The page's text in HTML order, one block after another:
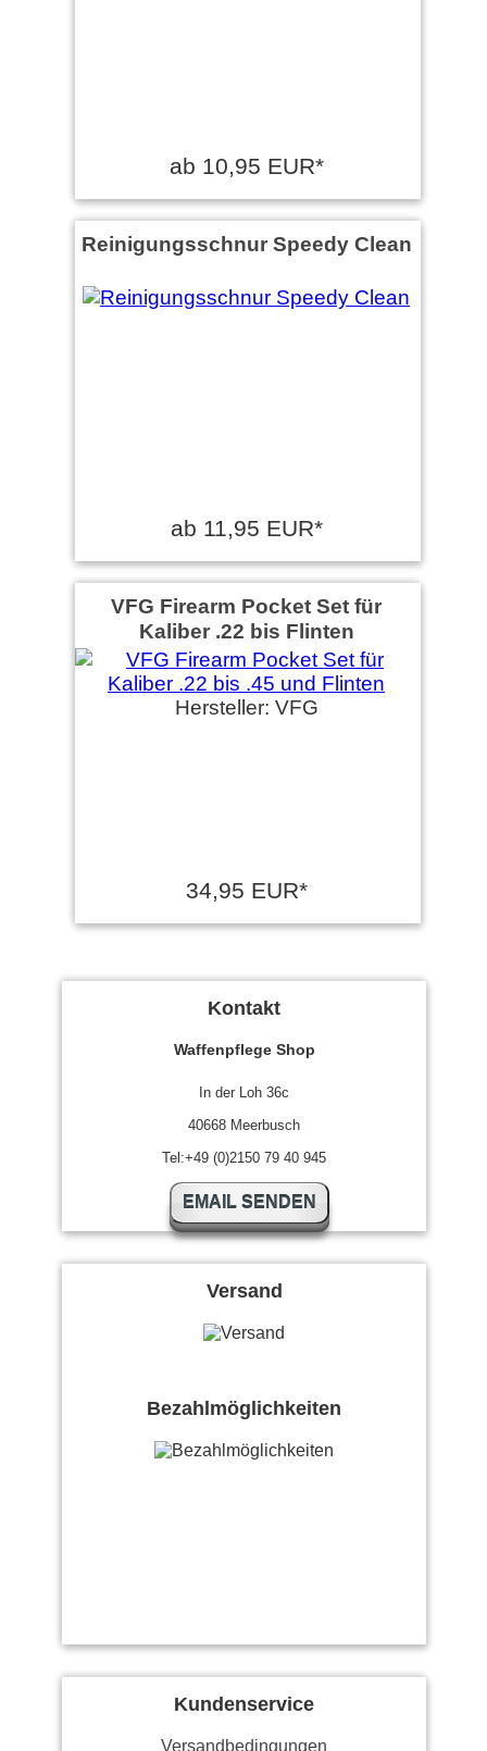
ab 10,95 EUR*
Reinigungsschnur Speedy Clean
ab 11,95 EUR*
VFG Firearm Pocket Set für
Kaliber .22 bis Flinten
Hersteller: VFG
34,95 EUR*
Kontakt
Waffenpflege Shop
In der Loh 36c
40668 Meerbusch
Tel:+49 (0)2150 79 40 945
EMAIL SENDEN
Versand
Bezahlmöglichkeiten
Kundenservice
Versandbedingungen